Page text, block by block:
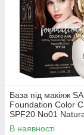
База під макіяж
Foundation Color
SPF20 No01
В наявності